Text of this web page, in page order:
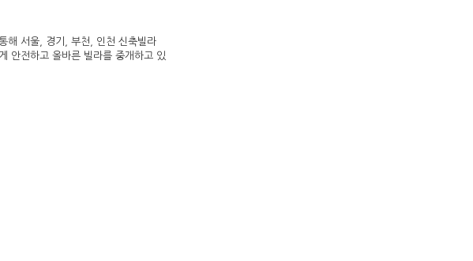
해 서울, 경기, 부천, 인천 신축빌라
안전하고 올바른 빌라를 중개하고 있